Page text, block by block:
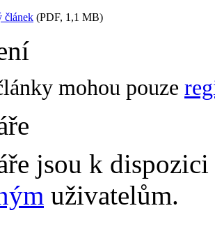
článek (PDF, 1,1 MB)
mohou pouze
jsou k
uživatelům.